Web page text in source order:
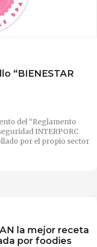
“BIENESTAR
del “Reglamento
INTERPORC
por el propio sector
la mejor receta
por foodies